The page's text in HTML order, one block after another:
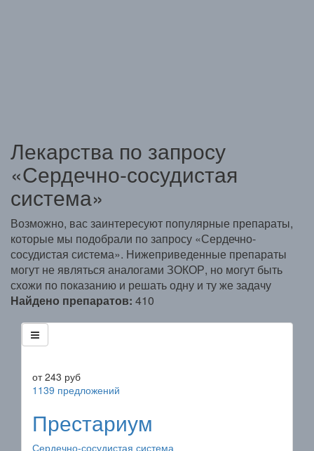
Лекарства по запросу
«Сердечно-сосудистая
система»
Возможно, вас заинтересуют популярные препараты,
которые мы подобрали по запросу «Сердечно-
сосудистая система». Нижеприведенные препараты
могут не являться аналогами ЗОКОР, но могут быть
схожи по показанию и решать одну и ту же задачу
Найдено препаратов: 410
от243 руб
1139 предложений
Престариум
Сердечно-сосудистая система